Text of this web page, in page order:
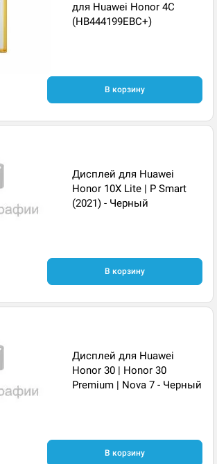
для Huawei Honor 4C
(HB444199EBC+)
В корзину
Дисплей для Huawei
Honor 10X Lite | P Smart
(2021) - Черный
В корзину
Дисплей для Huawei
Honor 30 | Honor 30
Premium | Nova 7 - Черный
В корзину